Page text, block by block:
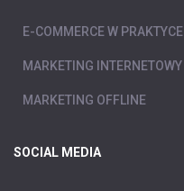
E-COMMERCE W PRAKTYCE
MARKETING INTERNETOWY
MARKETING OFFLINE
SOCIAL MEDIA